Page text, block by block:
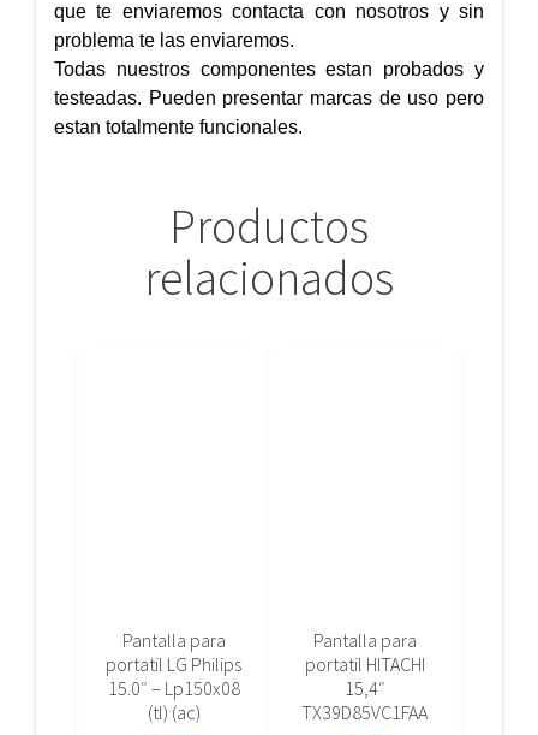
que te enviaremos contacta con nosotros y sin
problema te las enviaremos.
Todas nuestros componentes estan probados y
testeadas. Pueden presentar marcas de uso pero
estan totalmente funcionales.
Productos
relacionados
Pantalla para
portatil LG Philips
15.0″ – Lp150x08
(tl) (ac)
Pantalla para
portatil HITACHI
15,4″
TX39D85VC1FAA